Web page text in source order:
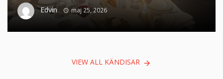
Edvin maj 25, 2026
VIEW ALL KÄNDISAR